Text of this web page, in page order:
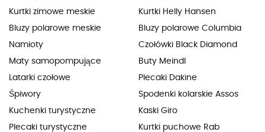
Kurtki zimowe meskie
Bluzy polarowe meskie
Namioty
Maty samopompujące
Latarki czołowe
Śpiwory
Kuchenki turystyczne
Plecaki turystyczne
Kurtki Helly Hansen
Bluzy polarowe Columbia
Czołówki Black Diamond
Buty Meindl
Plecaki Dakine
Spodenki kolarskie Assos
Kaski Giro
Kurtki puchowe Rab